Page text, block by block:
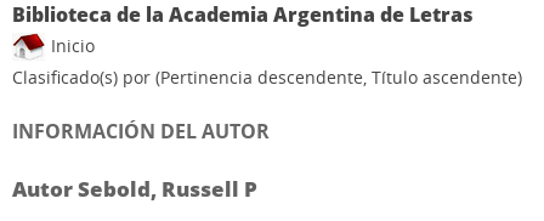
Biblioteca de la Academia Argentina de Letras
Inicio
Clasificado(s) por (Pertinencia descendente, Título ascendente)
INFORMACIÓN DEL AUTOR
Autor Sebold, Russell P